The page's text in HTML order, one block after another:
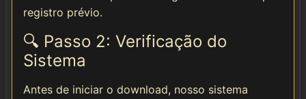
registro prévio.
🔍 Passo 2: Verificação do
Sistema
Antes de iniciar o download, nosso sistema